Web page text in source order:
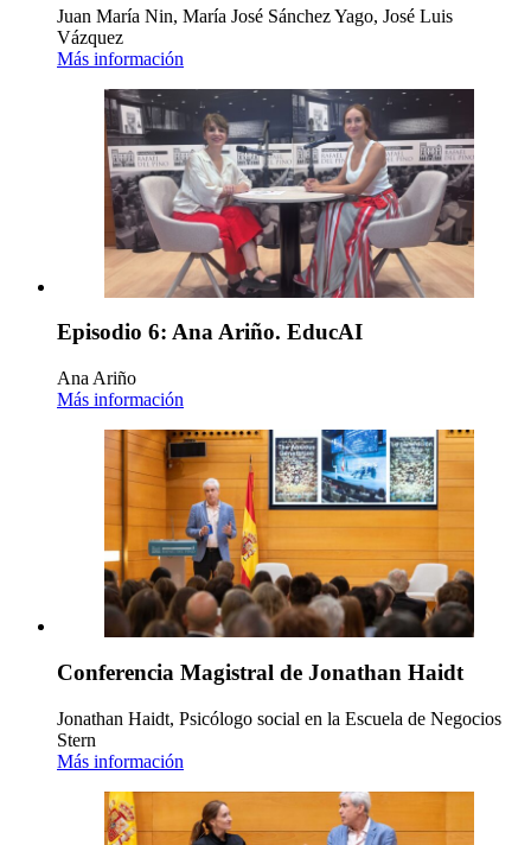
Juan María Nin, María José Sánchez Yago, José Luis
Vázquez
Más información
Episodio 6: Ana Ariño. EducAI
Ana Ariño
Más información
Conferencia Magistral de Jonathan Haidt
Jonathan Haidt, Psicólogo social en la Escuela de Negocios
Stern
Más información